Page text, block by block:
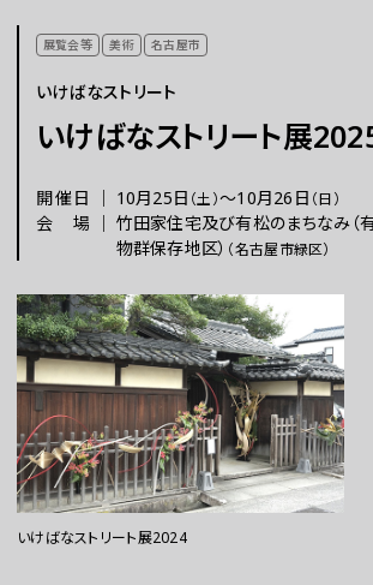
国際芸術祭「あいち」とは
ラーニング
さらに楽しむ
展覧会等 美術 名古屋市
いけばなストリート
いけばなストリート展
開催日 ｜ 10月25日 （土）〜10月26日 （日）
会場 ｜ 竹田家住宅及び有松のまちなみ（
物群保存地区） （名古屋市緑区）
いけばなストリート展2024